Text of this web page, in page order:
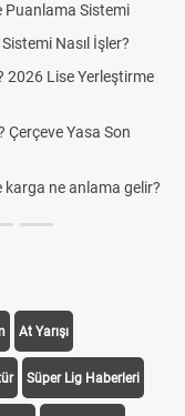
Puanlama Sistemi
Nasıl İşler?
2026 Lise Yerleştirme
Çerçeve Yasa Son
ne anlama gelir?
At Yarışı
Süper Lig Haberleri